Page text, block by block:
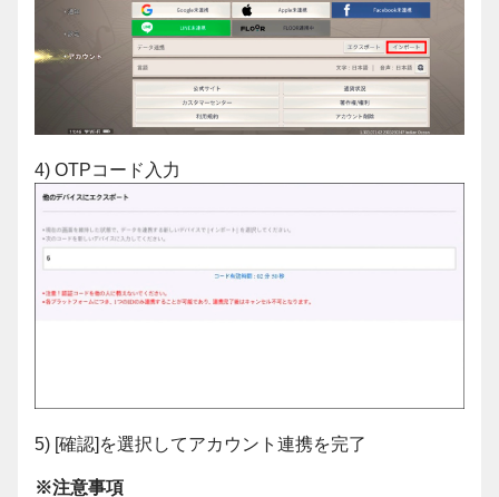
4) OTPコード入力
5) [確認]を選択してアカウント連携を完了
※注意事項